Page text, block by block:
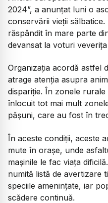
2024”, a anunțat luni o
conservării vieţii
răspândit în mare parte
devansat la voturi
Organizația acordă astfel
atrage atenţia asupra
dispariţie. În zonele
înlocuit tot mai mult
păşuni, care au fost în
În aceste condiții, aceste
mute în oraşe, unde
mașinile le fac viaţa
numită listă de avertizare
speciile ameninţate, iar
scădere continuă.